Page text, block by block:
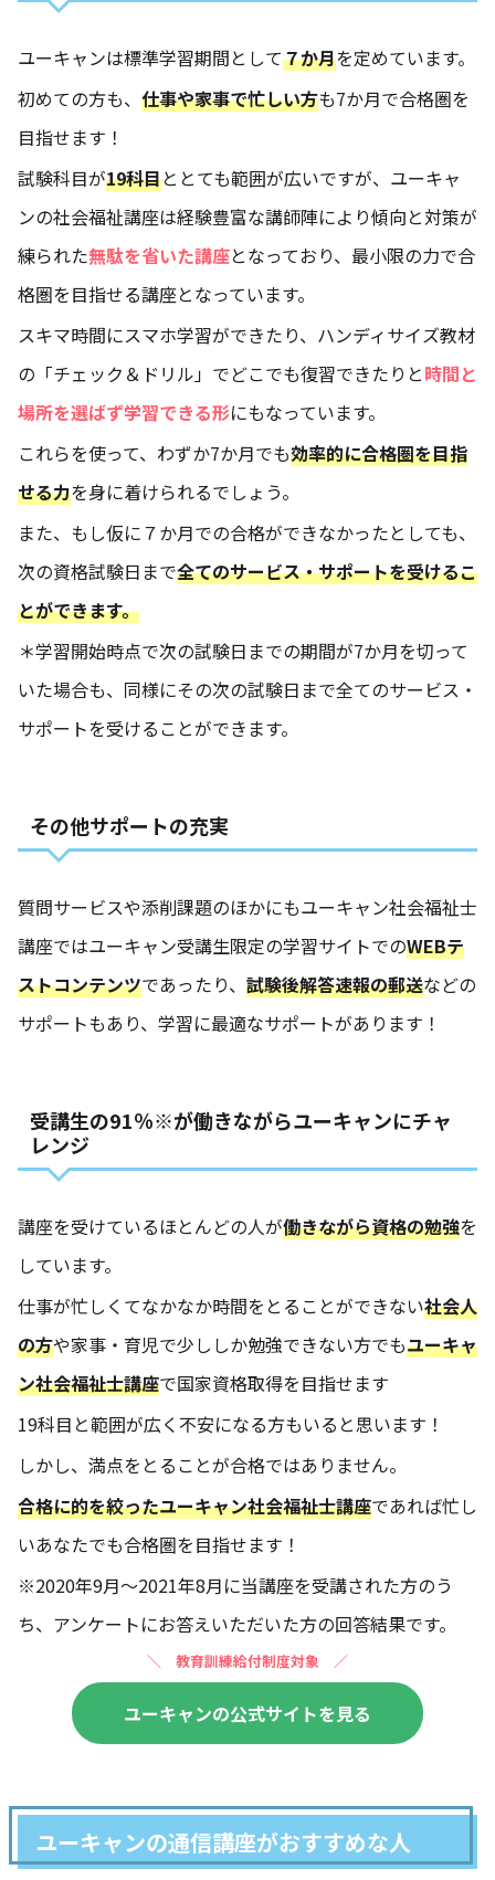
ユーキャンは標準学習期間として７か月を定めています。
初めての方も、 仕事や家事で忙しい方も7か月で合格圏を
目指せます！
試験科目が19科目ととても範囲が広いですが、ユーキャ
ンの社会福祉講座は経験豊富な講師陣により傾向と対策が
練られた無駄を省いた講座となっており、最小限の力で合
格圏を目指せる講座となっています。
スキマ時間にスマホ学習ができたり、ハンディサイズ教材
の「チェック＆ドリル」でどこでも復習できたりと時間と
場所を選ばず学習できる形にもなっています。
これらを使って、わずか7か月でも効率的に合格圏を目指
せる力を身に着けられるでしょう。
また、もし仮に７か月での合格ができなかったとしても、
次の資格試験日まで全てのサービス・サポートを受けるこ
とができます。
＊学習開始時点で次の試験日までの期間が7か月を切って
いた場合も、同様にその次の試験日まで全てのサービス・
サポートを受けることができます。
その他サポートの充実
質問サービスや添削課題のほかにもユーキャン社会福祉士
講座ではユーキャン受講生限定の学習サイトでのWEBテ
ストコンテンツであったり、 試験後解答速報の郵送などの
サポートもあり、学習に最適なサポートがあります！
受講生の91％※が働きながらユーキャンにチャ
レンジ
講座を受けているほとんどの人が働きながら資格の勉強を
しています。
仕事が忙しくてなかなか時間をとることができない社会人
の方や家事・育児で少ししか勉強できない方でもユーキャ
ン社会福祉士講座で国家資格取得を目指せます
19科目と範囲が広く不安になる方もいると思います！
しかし、満点をとることが合格ではありません。
合格に的を絞ったユーキャン社会福祉士講座であれば忙し
いあなたでも合格圏を目指せます！
※2020年9月～2021年8月に当講座を受講された方のう
ち、アンケートにお答えいただいた方の回答結果です。
＼ 教育訓練給付制度対象 ／
ユーキャンの公式サイトを見る
ユーキャンの通信講座がおすすめな人